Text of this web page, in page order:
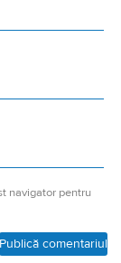
navigator pentru